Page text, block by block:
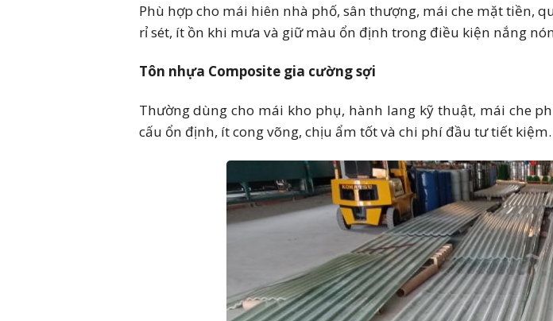
Phù hợp cho mái hiên nhà phố, sân thượng, mái che mặt tiền,
rỉ sét, ít ồn khi mưa và giữ màu ổn định trong điều kiện nắng
Tôn nhựa Composite gia cường sợi
Thường dùng cho mái kho phụ, hành lang kỹ thuật, mái che
cấu ổn định, ít cong võng, chịu ẩm tốt và chi phí đầu tư tiết kiệm.